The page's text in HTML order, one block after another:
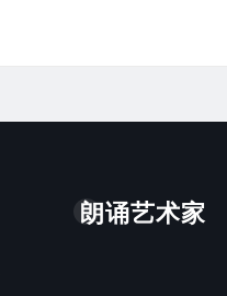
朗诵艺术家